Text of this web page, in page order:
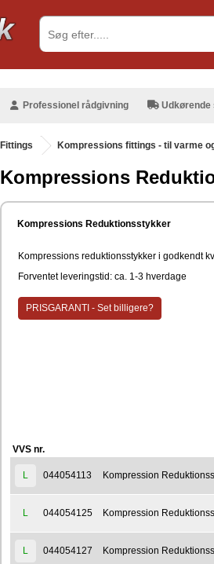
Professionel rådgivning Udkørende
Fittings Kompressions fittings - til varme
Kompressions
Kompressions Reduktionsstykker
Kompressions reduktionsstykker i godkendt
Forventet leveringstid: ca. 1-3 hverdage
PRISGARANTI - Set billigere?
VVS nr.
L 044054113 Kompression
L 044054125 Kompression
L 044054127 Kompression